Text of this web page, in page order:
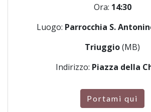
Ora: 14:30
Luogo: Parrocchia S.
Triuggio(MB)
Indirizzo: Piazza della
Portami qui